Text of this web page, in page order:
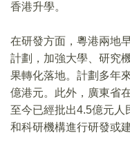
香港升學。
在研發方面，粵港兩地
計劃，加強大學、研究
果轉化落地。計劃多年
億港元。此外，廣東省
至今已經批出4.5億元人
和科研機構進行研發或